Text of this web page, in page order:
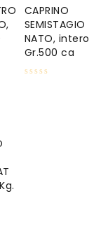
CAPRINO
SEMISTAGIO
NATO, intero
Gr.500 ca